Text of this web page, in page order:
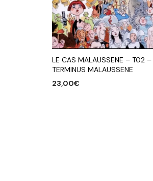
LE CAS MALAUSSENE – T02 –
TERMINUS MALAUSSENE
23,00€